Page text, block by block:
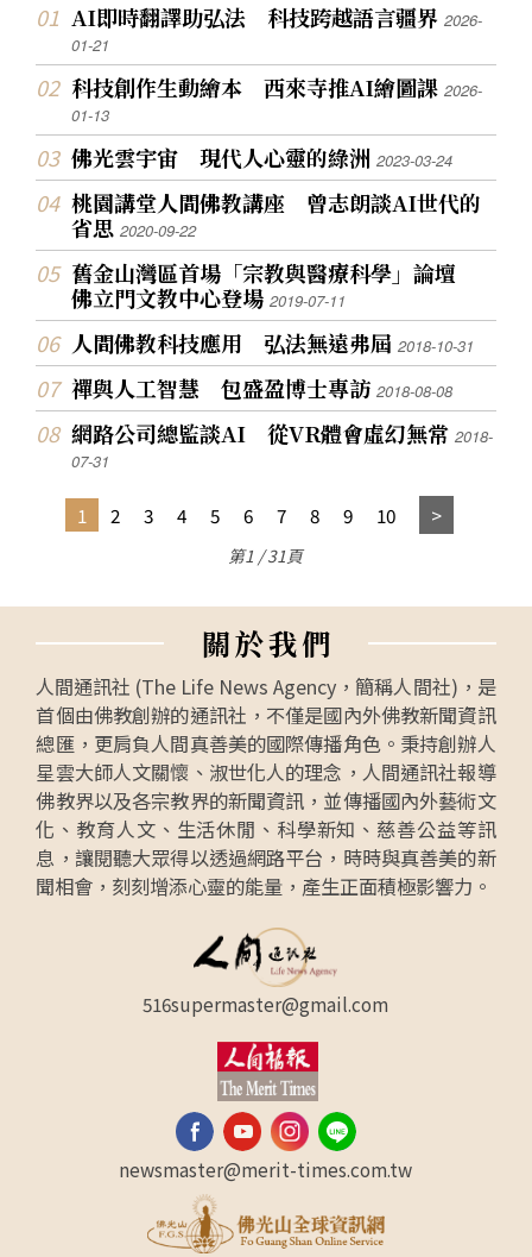
AI即時翻譯助弘法 科技跨越語言疆界2026-
01-21
科技創作生動繪本 西來寺推AI繪圖課2026-
01-13
佛光雲宇宙 現代人心靈的綠洲2023-03-24
桃園講堂人間佛教講座 曾志朗談AI世代的
省思2020-09-22
舊金山灣區首場「宗教與醫療科學」論壇
佛立門文教中心登場2019-07-11
人間佛教科技應用 弘法無遠弗屆2018-10-31
禪與人工智慧 包盛盈博士專訪2018-08-08
網路公司總監談AI 從VR體會虛幻無常2018-
07-31
1 2 3 4 5 6 7 8 9 10
第1 / 31頁
關於我們
人間通訊社 (The Life News Agency，簡稱人間社)，是
首個由佛教創辦的通訊社，不僅是國內外佛教新聞資訊
總匯，更肩負人間真善美的國際傳播角色。秉持創辦人
星雲大師人文關懷、淑世化人的理念，人間通訊社報導
佛教界以及各宗教界的新聞資訊，並傳播國內外藝術文
化、教育人文、生活休閒、科學新知、慈善公益等訊
息，讓閱聽大眾得以透過網路平台，時時與真善美的新
聞相會，刻刻增添心靈的能量，產生正面積極影響力。
516supermaster@gmail.com
newsmaster@merit-times.com.tw